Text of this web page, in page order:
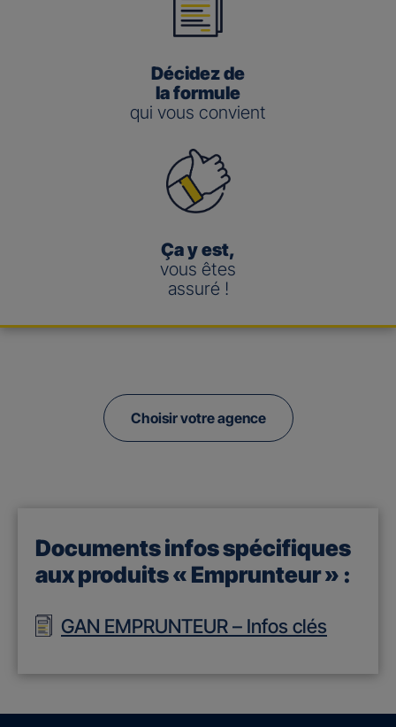
Décidez de
la formule
qui vous convient
Ça y est,
vous êtes
assuré !
Choisir votre agence
Documents infos spécifiques
aux produits « Emprunteur » :
GAN EMPRUNTEUR – Infos clés